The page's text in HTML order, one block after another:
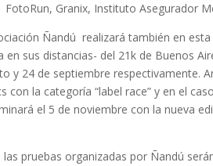
FotoRun, Granix, Instituto Asegurador
Ñandú realizará también en esta
en sus distancias- del 21k de Buenos
y 24 de septiembre respectivamente.
con la categoría “label race” y en el
el 5 de noviembre con la nueva
organizadas por Ñandú serán